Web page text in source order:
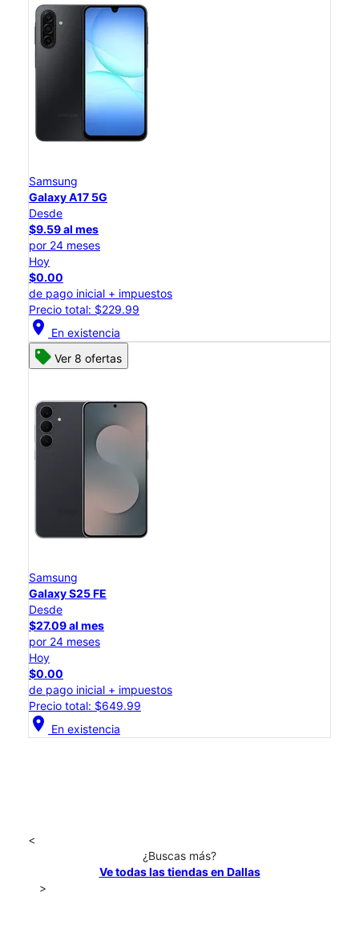
Samsung
Galaxy A17 5G
Desde
$9.59 al mes
por 24 meses
Hoy
$0.00
de pago inicial + impuestos
Precio total: $229.99
location_on En existencia
Ver 8 ofertas
Samsung
Galaxy S25 FE
Desde
$27.09 al mes
por 24 meses
Hoy
$0.00
de pago inicial + impuestos
Precio total: $649.99
location_on En existencia
<
¿Buscas más?
Ve todas las tiendas en Dallas
>